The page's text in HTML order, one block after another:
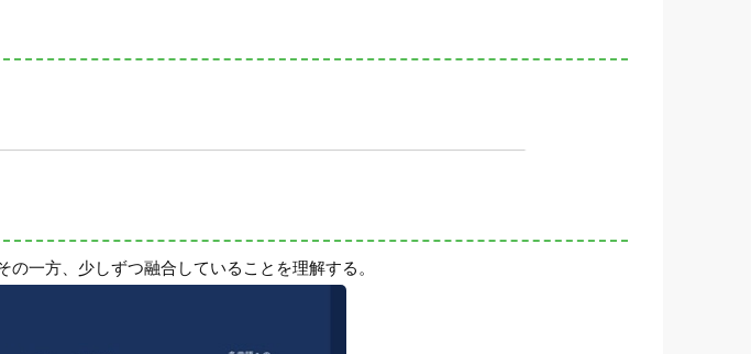
一方、少しずつ融合していることを理解する。